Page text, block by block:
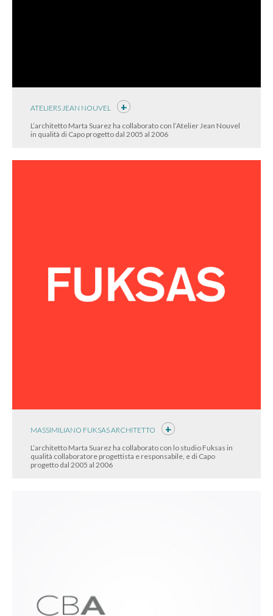
ATELIERS JEAN NOUVEL
L’architetto Marta Suarez ha collaborato con l’Atelier Jean Nouvel
in qualità di Capo progetto dal 2005 al 2006
MASSIMILIANO FUKSAS ARCHITETTO
L’architetto Marta Suarez ha collaborato con lo studio Fuksas in
qualità collaboratore progettista e responsabile, e di Capo
progetto dal 2005 al 2006